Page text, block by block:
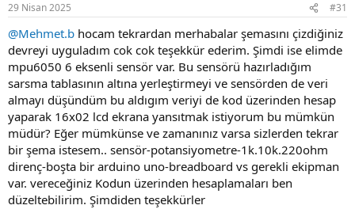
29 Nisan 2025 #31
@Mehmet.b hocam tekrardan merhabalar şemasını çizdiğiniz
devreyi uyguladım cok cok teşekkür ederim. Şimdi ise elimde
mpu6050 6 eksenli sensör var. Bu sensörü hazırladığım
sarsma tablasının altına yerleştirmeyi ve sensörden de veri
almayı düşündüm bu aldıgım veriyi de kod üzerinden hesap
yaparak 16x02 lcd ekrana yansıtmak istiyorum bu mümkün
müdür? Eğer mümkünse ve zamanınız varsa sizlerden tekrar
bir şema istesem.. sensör-potansiyometre-1k.10k.220ohm
direnç-boşta bir arduino uno-breadboard vs gerekli ekipman
var. vereceğiniz Kodun üzerinden hesaplamaları ben
düzeltebilirim. Şimdiden teşekkürler